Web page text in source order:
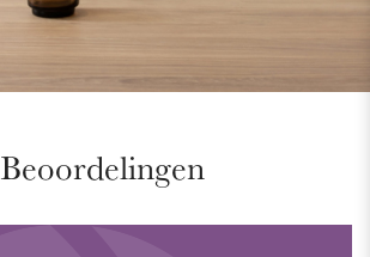
Beoordelingen